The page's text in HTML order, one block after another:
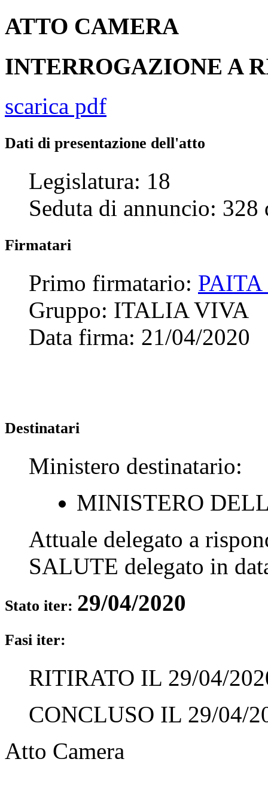
ATTO CAMERA
INTERROGAZIONE A
scarica pdf
Dati di presentazione dell'atto
Legislatura: 18
Seduta di annuncio: 328
Firmatari
Primo firmatario:
Gruppo: ITALIA VIVA
Data firma: 21/04/2020
Destinatari
Ministero destinatario:
MINISTERO
Attuale delegato a
SALUTE delegato in
Stato iter: 29/04/2020
Fasi iter:
RITIRATO IL 29/04/
CONCLUSO IL 29/04/
Atto Camera